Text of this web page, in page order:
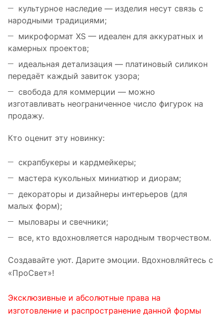
культурное наследие — изделия несут связь с
народными традициями;
микроформат XS — идеален для аккуратных и
камерных проектов;
идеальная детализация — платиновый силикон
передаёт каждый завиток узора;
свобода для коммерции — можно
изготавливать неограниченное число фигурок на
продажу.
Кто оценит эту новинку:
скрапбукеры и кардмейкеры;
мастера кукольных миниатюр и диорам;
декораторы и дизайнеры интерьеров (для
малых форм);
мыловары и свечники;
все, кто вдохновляется народным творчеством.
Создавайте уют. Дарите эмоции. Вдохновляйтесь с
«ПроСвет»!
Эксклюзивные и абсолютные права на
изготовление и распространение данной формы